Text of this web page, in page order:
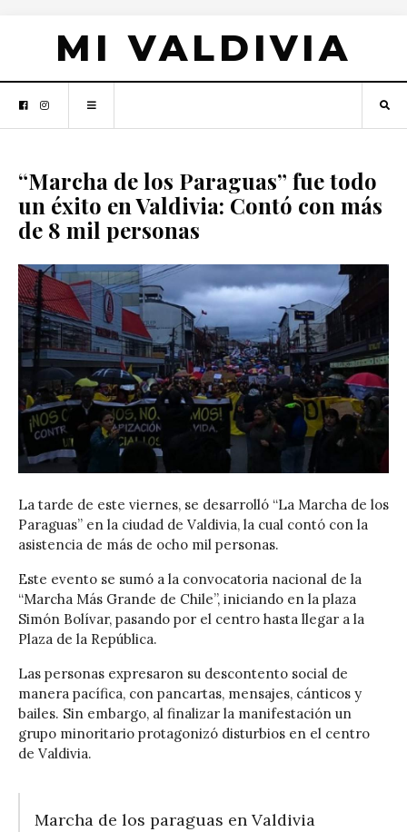
MI VALDIVIA
“Marcha de los Paraguas” fue todo
un éxito en Valdivia: Contó con más
de 8 mil personas
La tarde de este viernes, se desarrolló “La Marcha de los
Paraguas” en la ciudad de Valdivia, la cual contó con la
asistencia de más de ocho mil personas.
Este evento se sumó a la convocatoria nacional de la
“Marcha Más Grande de Chile”, iniciando en la plaza
Simón Bolívar, pasando por el centro hasta llegar a la
Plaza de la República.
Las personas expresaron su descontento social de
manera pacífica, con pancartas, mensajes, cánticos y
bailes. Sin embargo, al finalizar la manifestación un
grupo minoritario protagonizó disturbios en el centro
de Valdivia.
Marcha de los paraguas en Valdivia